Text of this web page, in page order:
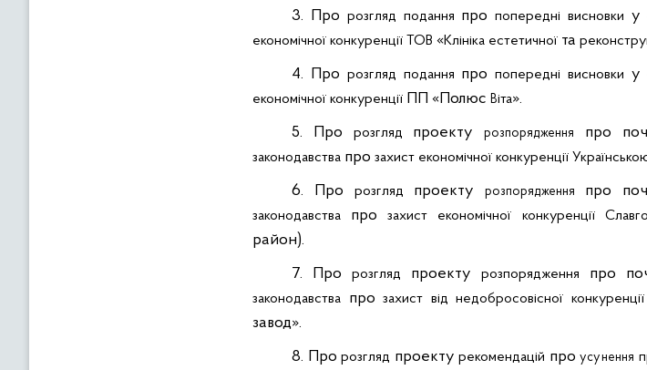
3. Про розгляд подання пропопередні висновки у
економічної конкуренції ТОВ «Клініка естетичної та
4. Про розгляд подання пропопередні висновки у
економічної конкуренції ПП «Полюс Віта».
5. Про
розгляд проектурозпорядження про
законодавства про захист економічної конкуренції
6. Про
розгляд проекту розпорядження про
законодавства прозахист економічної конкуренції
район).
7. Пророзгляд проекту розпорядження про
законодавства про захист від недобросовісної конкуренції
завод».
8. Пророзгляд проектурекомендацій про усунення